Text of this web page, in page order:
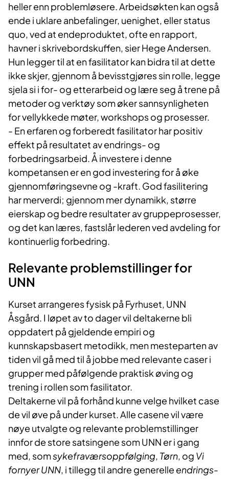
heller enn problemløsere. Arbeidsøkten kan også
ende i uklare anbefalinger, uenighet, eller status
quo, ved at endeproduktet, ofte en rapport,
havner i skrivebordskuffen, sier Hege Andersen.
Hun legger til at en fasilitator kan bidra til at dette
ikke skjer, gjennom å bevisstgjøres sin rolle, legge
sjela si i for- og etterarbeid og lære seg å trene på
metoder og verktøy som øker sannsynligheten
for vellykkede møter, workshops og prosesser.
- En erfaren og forberedt fasilitator har positiv
effekt på resultatet av endrings- og
forbedringsarbeid. Å investere i denne
kompetansen er en god investering for å øke
gjennomføringsevne og -kraft. God fasilitering
har merverdi; gjennom mer dynamikk, større
eierskap og bedre resultater av gruppeprosesser,
og det kan læres, fastslår lederen ved avdeling for
kontinuerlig forbedring.
Relevante problemstillinger for
UNN
Kurset arrangeres fysisk på Fyrhuset, UNN
Åsgård. I løpet av to dager vil deltakerne bli
oppdatert på gjeldende empiri og
kunnskapsbasert metodikk, men mesteparten av
tiden vil gå med til å jobbe med relevante caser i
grupper med påfølgende praktisk øving og
trening i rollen som fasilitator.
Deltakerne vil på forhånd kunne velge hvilket case
de vil øve på under kurset. Alle casene vil være
nøye utvalgte og relevante problemstillinger
innfor de store satsingene som UNN er i gang
med, somsykefraværsoppfølging, Tørn, og Vi
fornyer UNN, i tillegg til andre generelle endrings-